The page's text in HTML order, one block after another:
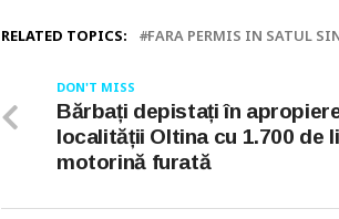
RELATED TOPICS: FARA PERMIS IN SATUL
DON'T MISS
Bărbați depistați în
localității Oltina cu 1.700 de
motorină furată